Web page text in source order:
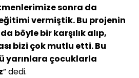
sonra da
vermiştik. Bu projenin
böyle bir karşılık alıp,
bizi çok mutlu etti. Bu
yarınlara çocuklarla
” dedi.